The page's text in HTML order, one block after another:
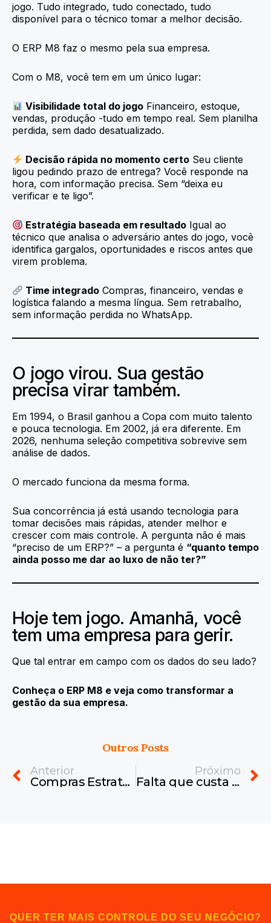
jogo. Tudo integrado, tudo conectado, tudo
disponível para o técnico tomar a melhor decisão.
O ERP M8 faz o mesmo pela sua empresa.
Com o M8, você tem em um único lugar:
Visibilidade total do jogo Financeiro, estoque,
vendas, produção -tudo em tempo real. Sem planilha
perdida, sem dado desatualizado.
Decisão rápida no momento certo Seu cliente
ligou pedindo prazo de entrega? Você responde na
hora, com informação precisa. Sem “deixa eu
verificar e te ligo”.
Estratégia baseada em resultado Igual ao
técnico que analisa o adversário antes do jogo, você
identifica gargalos, oportunidades e riscos antes que
virem problema.
Time integrado Compras, financeiro, vendas e
logística falando a mesma língua. Sem retrabalho,
sem informação perdida no WhatsApp.
O jogo virou. Sua gestão
precisa virar também.
Em 1994, o Brasil ganhou a Copa com muito talento
e pouca tecnologia. Em 2002, já era diferente. Em
2026, nenhuma seleção competitiva sobrevive sem
análise de dados.
O mercado funciona da mesma forma.
Sua concorrência já está usando tecnologia para
tomar decisões mais rápidas, atender melhor e
crescer com mais controle. A pergunta não é mais
“preciso de um ERP?” – a pergunta é “quanto tempo
ainda posso me dar ao luxo de não ter?”
Hoje tem jogo. Amanhã, você
tem uma empresa para gerir.
Que tal entrar em campo com os dados do seu lado?
Conheça o ERP M8 e veja como transformar a
gestão da sua empresa.
Outros Posts
Anterior
Compras Estratégicas vs Operacionais: como transformar sua gestão de compras com tecnologia
Próximo
Falta que custa caro: os erros de gestão que tiram sua empresa do jogo
QUER TER MAIS CONTROLE DO SEU NEGÓCIO?